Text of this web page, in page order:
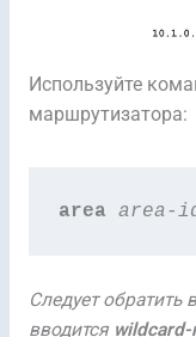
Используйте
маршрутизатора:
area area-
Следует
вводится wildcard-